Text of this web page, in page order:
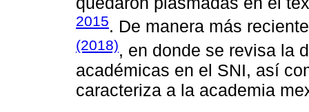
2015. De manera más
(2018), en donde se revisa la
académicas en el SNI, así
caracteriza a la academia